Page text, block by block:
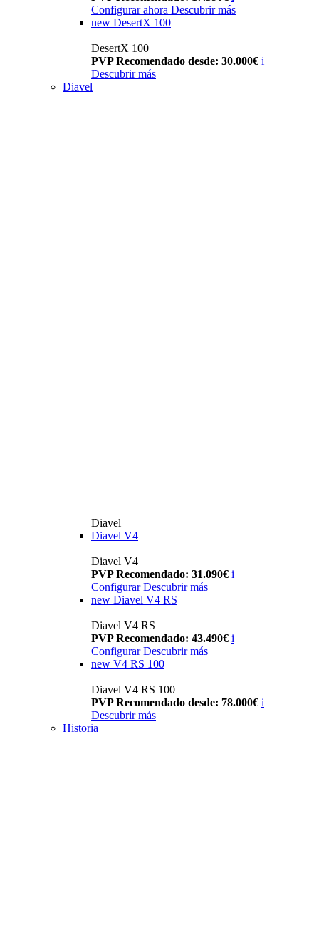
Configurar ahora Descubrir más
new DesertX 100
DesertX 100
PVP Recomendado desde: 30.000€ i
Descubrir más
Diavel
Diavel
Diavel V4
Diavel V4
PVP Recomendado: 31.090€ i
Configurar Descubrir más
new Diavel V4 RS
Diavel V4 RS
PVP Recomendado: 43.490€ i
Configurar Descubrir más
new V4 RS 100
Diavel V4 RS 100
PVP Recomendado desde: 78.000€ i
Descubrir más
Historia